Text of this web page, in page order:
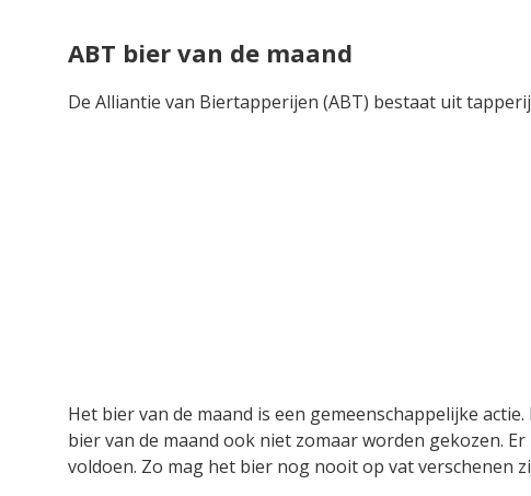
ABT bier van de maand
De Alliantie van Biertapperijen (ABT) bestaat uit
Het bier van de maand is een gemeenschappelijke
bier van de maand ook niet zomaar worden gekozen.
voldoen. Zo mag het bier nog nooit op vat verschenen